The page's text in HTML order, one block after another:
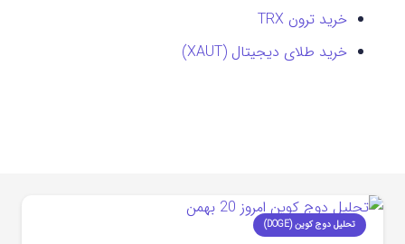
خرید ترون TRX
خرید طلای دیجیتال (XAUT)
تحلیل دوج کوین (DOGE)